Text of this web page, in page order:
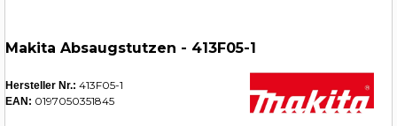
Makita Absaugstutzen - 413F05-1
Hersteller Nr.: 413F05-1
EAN: 0197050351845